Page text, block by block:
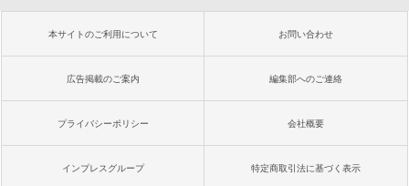
本サイトのご利用について お問い合わせ
広告掲載のご案内 編集部へのご連絡
プライバシーポリシー 会社概要
インプレスグループ 特定商取引法に基づく表示